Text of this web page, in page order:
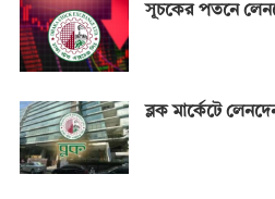
সূচকের পতনে
ব্লক মার্কেটে